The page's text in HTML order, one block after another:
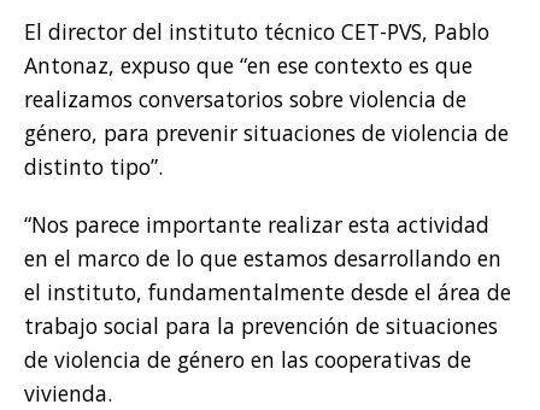
El director del instituto técnico CET-PVS, Pablo
Antonaz, expuso que “en ese contexto es que
realizamos conversatorios sobre violencia de
género, para prevenir situaciones de violencia de
distinto tipo”.
“Nos parece importante realizar esta actividad
en el marco de lo que estamos desarrollando en
el instituto, fundamentalmente desde el área de
trabajo social para la prevención de situaciones
de violencia de género en las cooperativas de
vivienda.